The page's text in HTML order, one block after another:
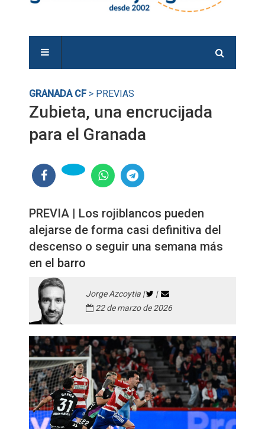
GRANADA CF> PREVIAS
Zubieta, una encrucijada
para el Granada
PREVIA | Los rojiblancos pueden
alejarse de forma casi definitiva del
descenso o seguir una semana más
en el barro
Jorge Azcoytia |
|
22 de marzo de 2026